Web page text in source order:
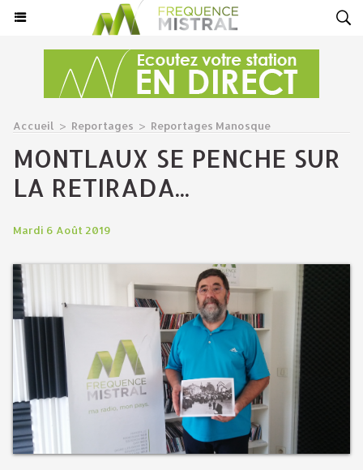
Accueil > Reportages > Reportages Manosque
MONTLAUX SE PENCHE SUR
LA RETIRADA...
Mardi 6 Août 2019